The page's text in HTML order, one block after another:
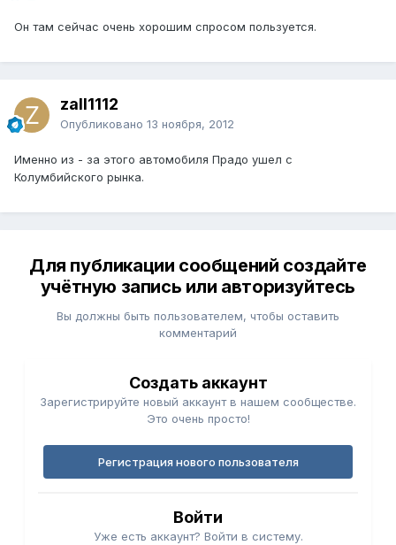
Он там сейчас очень хорошим спросом пользуется.
zall1112
Опубликовано 13 ноября, 2012
Именно из - за этого автомобиля Прадо ушел с
Колумбийского рынка.
Для публикации сообщений создайте
учётную запись или авторизуйтесь
Вы должны быть пользователем, чтобы оставить
комментарий
Создать аккаунт
Зарегистрируйте новый аккаунт в нашем сообществе.
Это очень просто!
Регистрация нового пользователя
Войти
Уже есть аккаунт? Войти в систему.